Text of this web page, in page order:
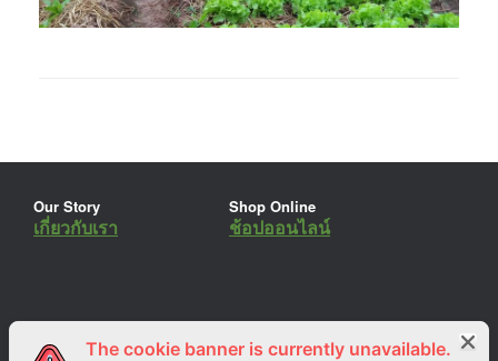
Our Story
เกี่ยวกับเรา
Shop Online
ช้อปออนไลน์
ร่วมงานกับเรา Lemon Farm Cafe
The cookie banner is currently unavailable.